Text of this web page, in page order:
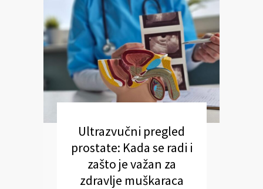
Ultrazvučni pregled
prostate: Kada se radi i
zašto je važan za
zdravlje muškaraca